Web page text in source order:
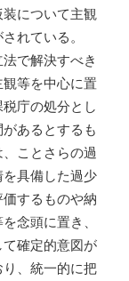
について主観
れている。
で解決すべき
等を中心に置
庁の処分とし
あるとするも
ことさらの過
具備した過少
するものや納
念頭に置き、
確定的意図が
、統一的に把